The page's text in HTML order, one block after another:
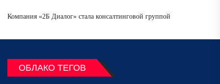
Компания «2Б Диалог» стала консалтинговой группой
ОБЛАКО ТЕГОВ